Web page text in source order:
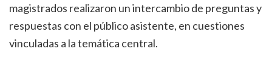
magistrados realizaron un intercambio de preguntas y
respuestas con el público asistente, en cuestiones
vinculadas a la temática central.